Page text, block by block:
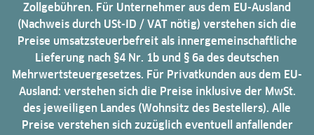
Zollgebühren. Für Unternehmer aus dem EU-Ausland
(Nachweis durch USt-ID / VAT nötig) verstehen sich die
Preise umsatzsteuerbefreit als innergemeinschaftliche
Lieferung nach §4 Nr. 1b und § 6a des deutschen
Mehrwertsteuergesetzes. Für Privatkunden aus dem EU-
Ausland: verstehen sich die Preise inklusive der MwSt.
des jeweiligen Landes (Wohnsitz des Bestellers). Alle
Preise verstehen sich zuzüglich eventuell anfallender